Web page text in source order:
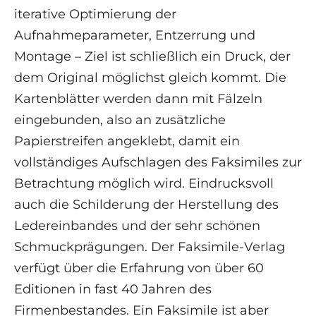
iterative Optimierung der
Aufnahmeparameter, Entzerrung und
Montage – Ziel ist schließlich ein Druck, der
dem Original möglichst gleich kommt. Die
Kartenblätter werden dann mit Fälzeln
eingebunden, also an zusätzliche
Papierstreifen angeklebt, damit ein
vollständiges Aufschlagen des Faksimiles zur
Betrachtung möglich wird. Eindrucksvoll
auch die Schilderung der Herstellung des
Ledereinbandes und der sehr schönen
Schmuckprägungen. Der Faksimile-Verlag
verfügt über die Erfahrung von über 60
Editionen in fast 40 Jahren des
Firmenbestandes. Ein Faksimile ist aber